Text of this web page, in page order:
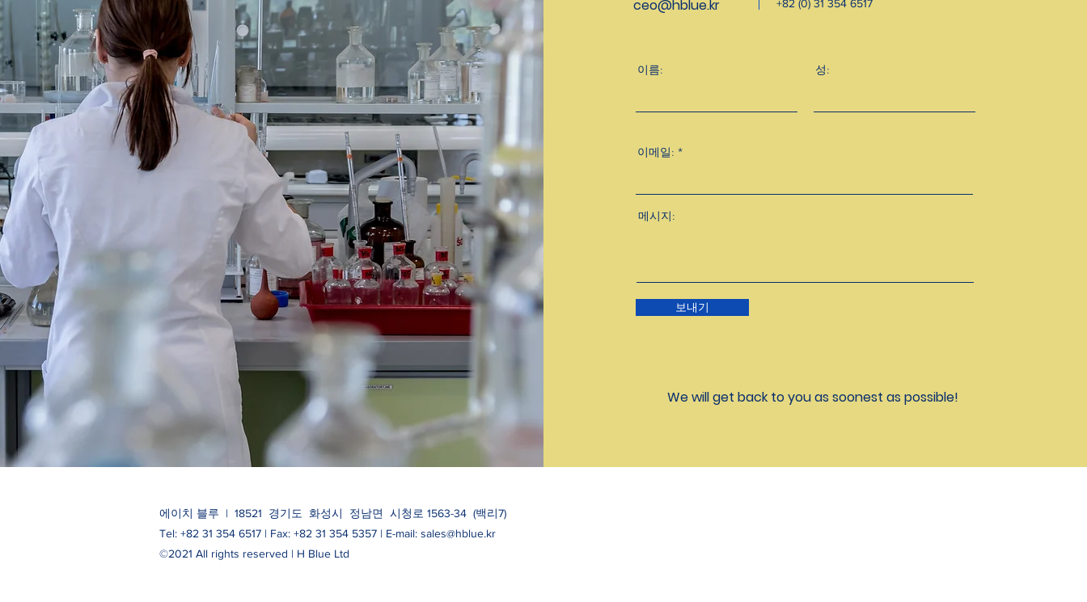
ceo@hblue.kr
+82 (0) 31 354 6517
이름: 성:
이메일:
메시지:
보내기
We will get back to you as soonest as possible!
에이치 블루 | 18521 경기도 화성시 정남면 시청로 1563-34 (백리7)
Tel: +82 31 354 6517 | Fax: +82 31 354 5357 | E-mail: sales@hblue.kr
©2021 All rights reserved | H Blue Ltd